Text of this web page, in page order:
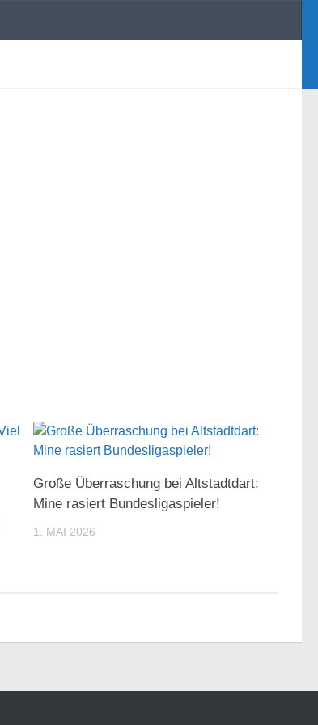
Große Überraschung bei Altstadtdart:
Mine rasiert Bundesligaspieler!
1. MAI 2026